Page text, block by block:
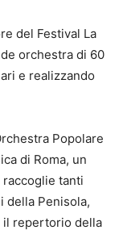
del Festival La
orchestra di 60
e realizzando
Popolare
di Roma, un
tanti
della Penisola,
il repertorio della